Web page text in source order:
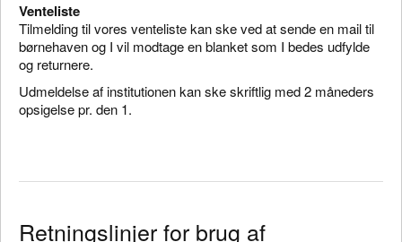
Venteliste
Tilmelding til vores venteliste kan ske ved at sende en mail til
børnehaven og I vil modtage en blanket som I bedes udfylde
og returnere.
Udmeldelse af institutionen kan ske skriftlig med 2 måneders
opsigelse pr. den 1.
Retningslinjer for brug af